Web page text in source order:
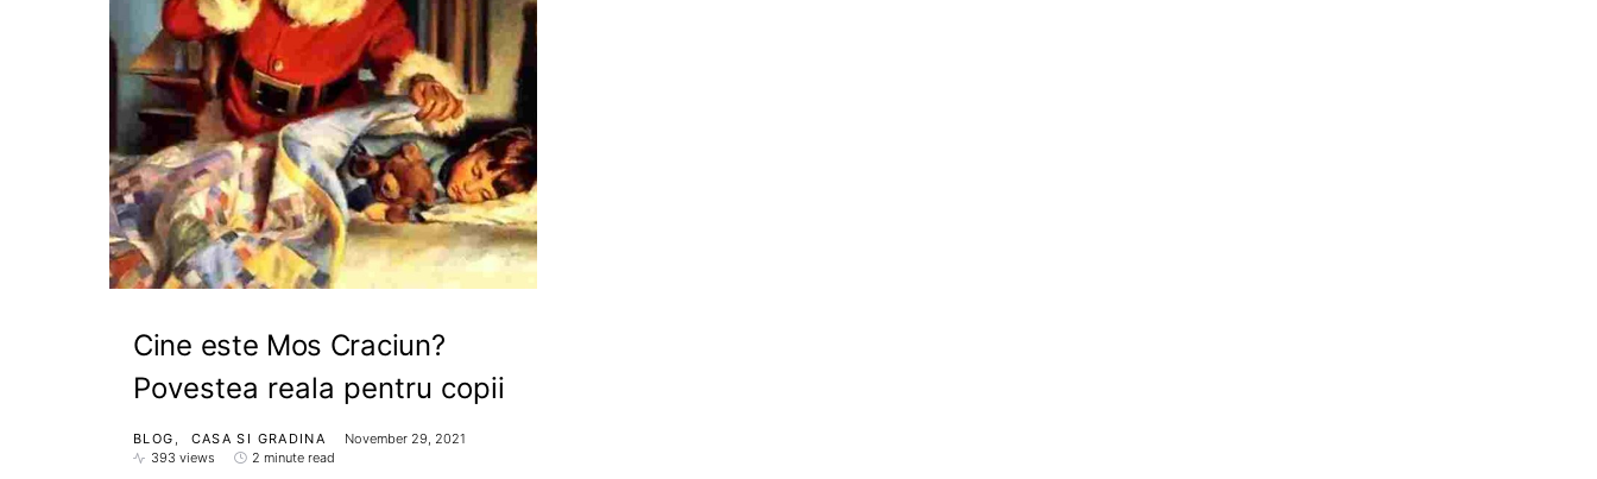
Cine este Mos Craciun?
Povestea reala pentru copii
BLOG CASA SI GRADINA
November 29, 2021
393 views
2 minute read